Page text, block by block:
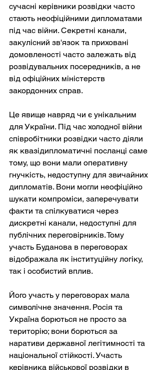
сучасні керівники розвідки часто
стають неофіційними дипломатами
під час війни. Секретні канали,
закулісний зв'язок та приховані
домовленості часто залежать від
розвідувальних посередників, а не
від офіційних міністерств
закордонних справ.
Це явище навряд чи є унікальним
для України. Під час холодної війни
співробітники розвідки часто діяли
як квазідипломатичні посланці саме
тому, що вони мали оперативну
гнучкість, недоступну для звичайних
дипломатів. Вони могли неофіційно
шукати компроміси, заперечувати
факти та спілкуватися через
дискретні канали, недоступні для
публічних переговірників. Тому
участь Буданова в переговорах
відображала як інституційну логіку,
так і особистий вплив.
Його участь у переговорах мала
символічне значення. Росія та
Україна борються не просто за
територію; вони борються за
наративи державної легітимності та
національної стійкості. Участь
керівника військової розвідки в